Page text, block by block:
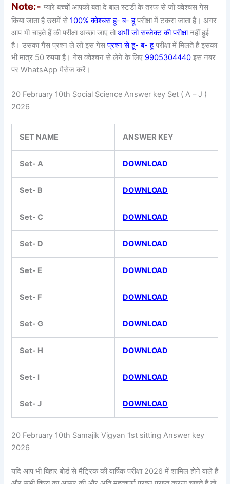
Note:- प्यारे बच्चों आपको बता दे बाल स्टडी के तरफ से जो क्वेश्चंस गेस
किया जाता है उसमें से100% क्वेश्चंस हू- ब- हूपरीक्षा में टकरा जाता है। अगर
आप भी चाहते हैं की परीक्षा अच्छा जाए तोअभी जो सब्जेक्ट की परीक्षानहीं हुई
है। उसका गैस प्रश्न ले लो इस गेसप्रश्न से हू- ब- हूपरीक्षा में मिलते हैं इसका
भी मात्र 50 रुपया है। गेस क्वेश्चन से लेने के लिए 9905304440 इस नंबर
पर WhatsApp मैसेज करें।
20 February 10th Social Science Answer key Set ( A – J )
2026
SET NAME ANSWER KEY
Set- A DOWNLOAD
Set- B DOWNLOAD
Set- C DOWNLOAD
Set- D DOWNLOAD
Set- E DOWNLOAD
Set- F DOWNLOAD
Set- G DOWNLOAD
Set- H DOWNLOAD
Set- I DOWNLOAD
Set- J DOWNLOAD
20 February 10th Samajik Vigyan 1st sitting Answer key
2026
यदि आप भी बिहार बोर्ड से मैट्रिक की वार्षिक परीक्षा 2026 में शामिल होने वाले हैं